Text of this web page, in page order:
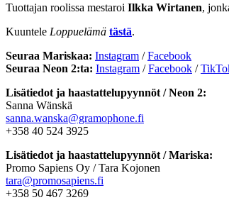
Tuottajan roolissa mestaroi Ilkka Wirtanen,
Kuuntele Loppuelämä tästä.
Seuraa Mariskaa: Instagram /Facebook
Seuraa Neon 2:ta: Instagram /Facebook /
Lisätiedot ja haastattelupyynnöt / Neon 2:
Sanna Wänskä
sanna.wanska@gramophone.fi
+358 40 524 3925
Lisätiedot ja haastattelupyynnöt / Mariska:
Promo Sapiens Oy / Tara Kojonen
tara@promosapiens.fi
+358 50 467 3269